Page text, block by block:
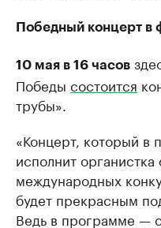
Победный концерт в
10 мая в 16 часов
Победы состоится
трубы».
«Концерт, который в
исполнит
международных
будет прекрасным
Ведь в программе —